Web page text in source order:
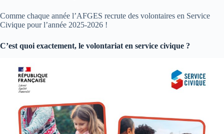
Comme chaque année l’AFGES recrute des volontaires en Service
Civique pour l’année 2025-2026 !
C’est quoi exactement, le volontariat en service civique ?